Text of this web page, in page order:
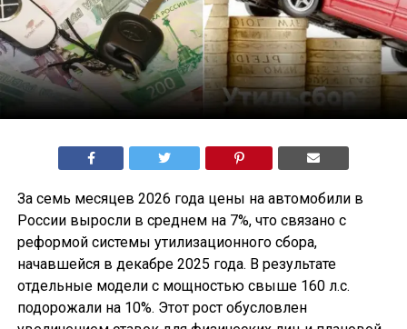
За семь месяцев 2026 года цены на автомобили в
России выросли в среднем на 7%, что связано с
реформой системы утилизационного сбора,
начавшейся в декабре 2025 года. В результате
отдельные модели с мощностью свыше 160 л.с.
подорожали на 10%. Этот рост обусловлен